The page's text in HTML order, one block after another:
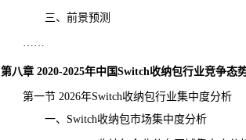
三、前景预测
……
第八章 2020-2025年中国Switch收纳包行业竞争态
第一节 2026年Switch收纳包行业集中度分析
一、Switch收纳包市场集中度分析